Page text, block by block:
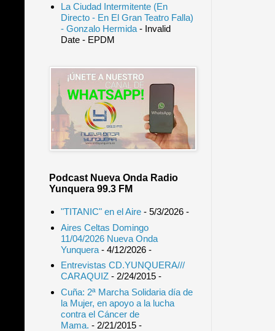
La Ciudad Intermitente (En
Directo - En El Gran Teatro Falla)
- Gonzalo Hermida- Invalid
Date- EPDM
Podcast Nueva Onda Radio
Yunquera 99.3 FM
"TITANIC" en el Aire- 5/3/2026-
Aires Celtas Domingo
11/04/2026 Nueva Onda
Yunquera- 4/12/2026-
Entrevistas CD.YUNQUERA///
CARAQUIZ- 2/24/2015-
Cuña: 2ª Marcha Solidaria día de
la Mujer, en apoyo a la lucha
contra el Cáncer de
Mama. - 2/21/2015-